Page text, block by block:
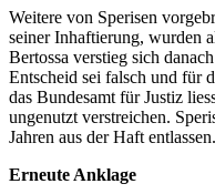
Weitere von Sperisen
seiner Inhaftierung, wurden
Bertossa verstieg sich
Entscheid sei falsch und für
das Bundesamt für Justiz
ungenutzt verstreichen.
Jahren aus der Haft entlassen.
Erneute Anklage